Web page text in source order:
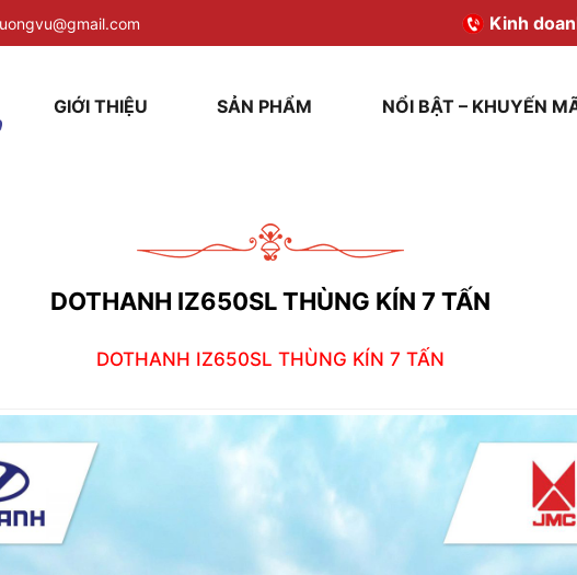
Kinh
GIỚI THIỆU SẢN PHẨM NỔI BẬT – KHUYẾN
DOTHANH IZ650SL THÙNG KÍN 7 TẤN
DOTHANH IZ650SL THÙNG KÍN 7 TẤN